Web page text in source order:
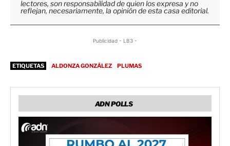
lectores, son responsabilidad de quien los expresa y no
reflejan, necesariamente, la opinión de esta casa editorial.
Publicidad - LB3 -
ETIQUETAS ALDONZA GONZÁLEZ PLUMAS
ADN POLLS